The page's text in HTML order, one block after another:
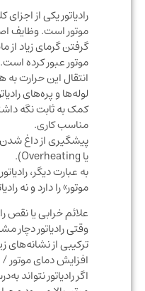
رادیاتور یکی از اجزای
موتور است. وظایف اصلی
گرفتن گرمای زیاد از مایع
موتور عبور کرده است.
انتقال این حرارت به هوا،
لوله‌ها و پره‌های رادیاتور.
کمک به ثابت نگه داشتن
مناسب کاری.
پیشگیری از داغ شدن بیش
به عبارت دیگر، رادیاتور
موتور» را دارد و نه رادیاتور
علائم خرابی یا نقص
وقتی رادیاتور دچار
ترکیبی از نشانه‌های زیر
افزایش دمای موتور /
اگر رادیاتور نتواند